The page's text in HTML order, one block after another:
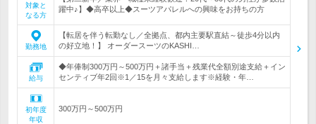
対象と
なる方
躍中♪】◆高卒以上◆スーツアパレルへの興味をお持ちの方
勤務地
【転居を伴う転勤なし／全拠点、都内主要駅直結～徒歩4分以内
の好立地！】 オーダースーツのKASHI…
給与
◆年俸制300万円～500万円＋諸手当＋残業代全額別途支給＋イン
センティブ年2回※1／15を月々支給します※経験・年…
初年度
年収
300万円～500万円